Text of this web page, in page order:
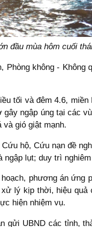
đầu mùa hôm cuối
không - Không
tối và đêm 4.6,
ngập úng tại các
gió giật mạnh.
hộ, Cứu nạn đề
lụt; duy trì
phương án
lý kịp thời, hiệu
hiện nhiệm vụ.
gửi UBND các tỉnh,